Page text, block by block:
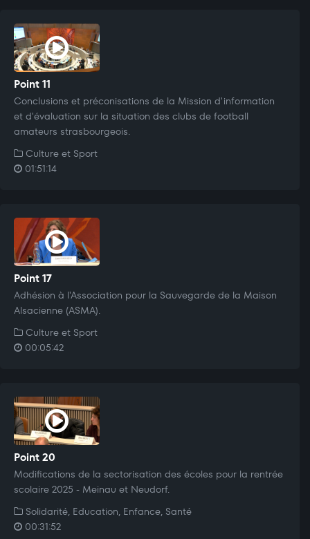
Point 11
Conclusions et préconisations de la Mission d'information
et d'évaluation sur la situation des clubs de football
amateurs strasbourgeois.
Culture et Sport
01:51:14
Point 17
Adhésion à l'Association pour la Sauvegarde de la Maison
Alsacienne (ASMA).
Culture et Sport
00:05:42
Point 20
Modifications de la sectorisation des écoles pour la rentrée
scolaire 2025 - Meinau et Neudorf.
Solidarité, Education, Enfance, Santé
00:31:52